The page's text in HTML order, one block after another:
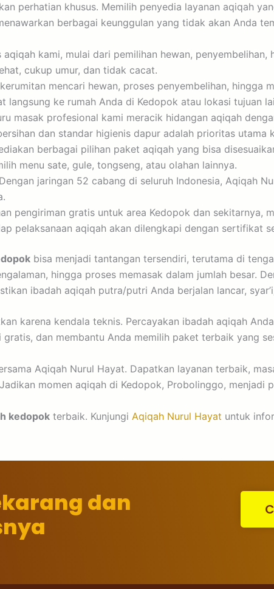
perhatian khusus. Memilih penyedia layanan aqiqah
berbagai keunggulan yang tidak akan Anda
aqiqah kami, mulai dari pemilihan hewan,
cukup umur, dan tidak cacat.
mencari hewan, proses penyembelihan, hingga
langsung ke rumah Anda di Kedopok atau lokasi tujuan
masak profesional kami meracik hidangan aqiqah
dan standar higienis dapur adalah prioritas utama
berbagai pilihan paket aqiqah yang bisa
menu sate, gule, tongseng, atau olahan lainnya.
Dengan jaringan 52 cabang di seluruh Indonesia, Aqiqah
pengiriman gratis untuk area Kedopok dan sekitarnya,
pelaksanaan aqiqah akan dilengkapi dengan sertifikat
bisa menjadi tantangan tersendiri, terutama di
hingga proses memasak dalam jumlah besar.
ibadah aqiqah putra/putri Anda berjalan lancar,
karena kendala teknis. Percayakan ibadah aqiqah
dan membantu Anda memilih paket terbaik yang
Aqiqah Nurul Hayat. Dapatkan layanan terbaik,
momen aqiqah di Kedopok, Probolinggo, menjadi
kedopok terbaik. Kunjungi Aqiqah Nurul Hayat untuk
dan